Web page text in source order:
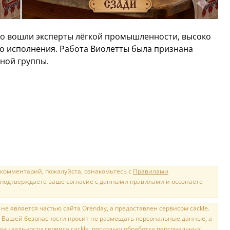
вошли эксперты лёгкой промышленности, высоко
исполнения. Работа Виолетты была признана
группы.
пожалуйста, ознакомьтесь с Правилами
ваше согласие с данными правилами и осознаете
является частью сайта Orenday, а предоставлен сервисом cackle.
безопасности просит не размещать персональные данные, а